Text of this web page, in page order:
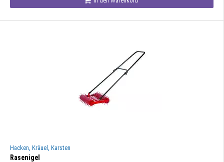
Hacken, Kräuel, Karsten
Rasenigel